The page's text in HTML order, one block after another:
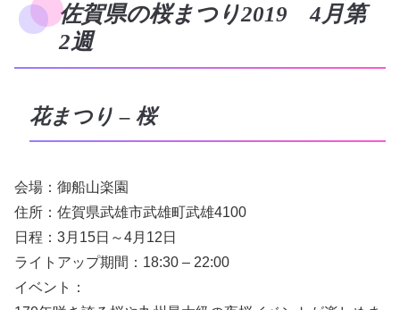
佐賀県の桜まつり2019 4月第
2週
花まつり – 桜
会場：御船山楽園
住所：佐賀県武雄市武雄町武雄4100
日程：3月15日～4月12日
ライトアップ期間：18:30 – 22:00
イベント：